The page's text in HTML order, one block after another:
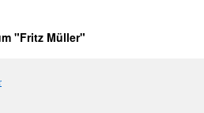
"Fritz Müller"